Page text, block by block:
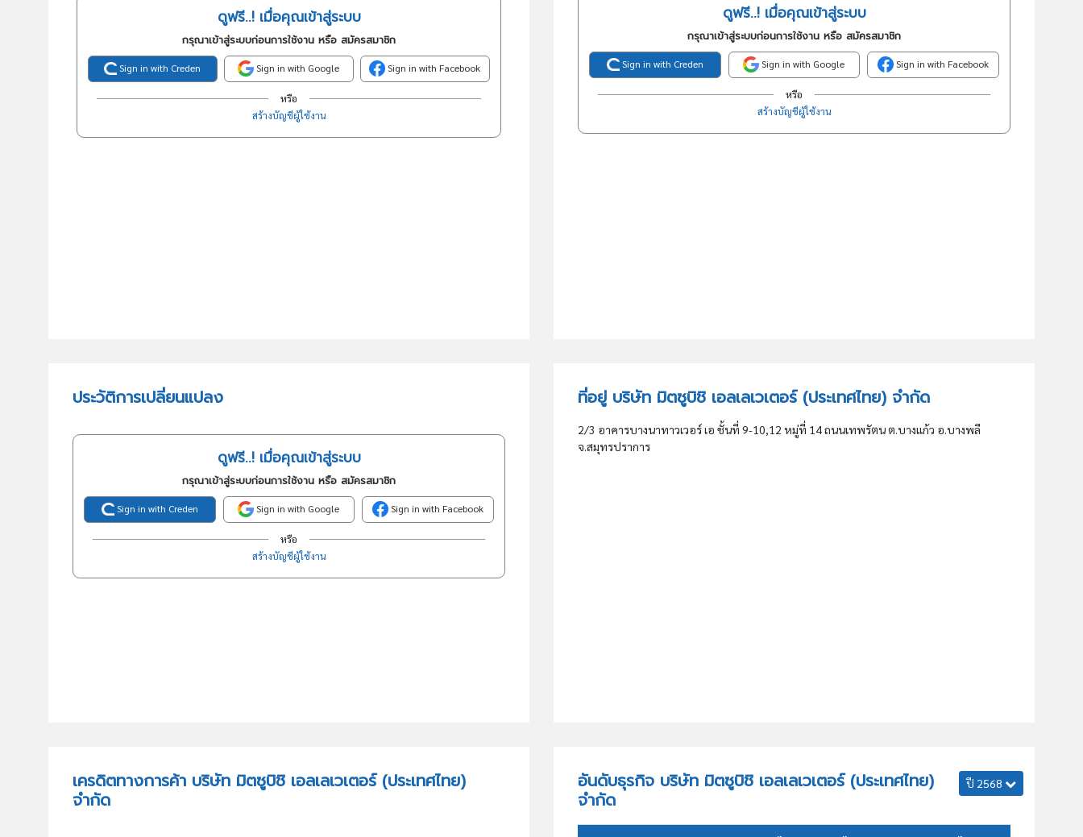
ดูฟรี..! เมื่อคุณเข้าสู่ระบบ
กรุณาเข้าสู่ระบบก่อนการใช้งาน หรือ สมัครสมาชิก
Sign in with Creden Sign in with Google Sign in with Facebook
หรือ
สร้างบัญชีผู้ใช้งาน
ดูฟรี..! เมื่อคุณเข้าสู่ระบบ
กรุณาเข้าสู่ระบบก่อนการใช้งาน หรือ สมัครสมาชิก
Sign in with Creden Sign in with Google Sign in with Facebook
หรือ
สร้างบัญชีผู้ใช้งาน
ประวัติการเปลี่ยนแปลง
ดูฟรี..! เมื่อคุณเข้าสู่ระบบ
กรุณาเข้าสู่ระบบก่อนการใช้งาน หรือ สมัครสมาชิก
Sign in with Creden Sign in with Google Sign in with Facebook
หรือ
สร้างบัญชีผู้ใช้งาน
ที่อยู่ บริษัท มิตซูบิชิ เอลเลเวเตอร์ (ประเทศไทย) จำกัด
2/3 อาคารบางนาทาวเวอร์ เอ ชั้นที่ 9-10,12 หมู่ที่ 14 ถนนเทพรัตน ต.บางแก้ว อ.บางพลี
จ.สมุทรปราการ
เครดิตทางการค้า บริษัท มิตซูบิชิ เอลเลเวเตอร์ (ประเทศไทย)
จำกัด
อันดับธุรกิจ บริษัท มิตซูบิชิ เอลเลเวเตอร์ (ประเทศไทย)
จำกัด
ปี 2568